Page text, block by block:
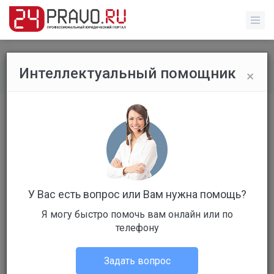
Все публикации / Без указания категории
​Новогодние каникулы 2017-2018:
как отдыхаем?
Администрация портала
Без указания категории
×
Интеллектуальный помощник
У Вас есть вопрос или Вам нужна помощь?
Я могу быстро помочь вам онлайн или по
телефону
Задать вопрос